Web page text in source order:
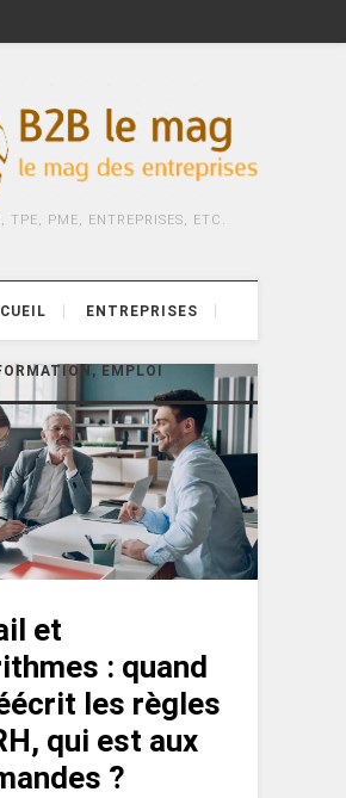
TPE, PME, ENTREPRISES, ETC.
ENTREPRISES
EMPLOI
et
: quand
les règles
qui est aux
?